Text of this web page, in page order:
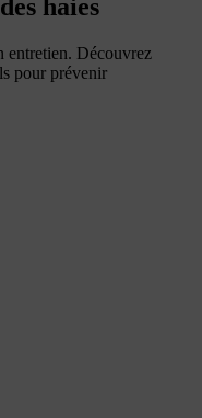
haies
entretien. Découvrez
pour prévenir